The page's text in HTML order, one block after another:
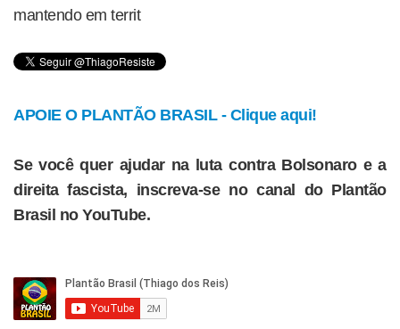
mantendo em territ
APOIE O PLANTÃO BRASIL - Clique aqui!
Se você quer ajudar na luta contra Bolsonaro e a
direita fascista, inscreva-se no canal do Plantão
Brasil no YouTube.